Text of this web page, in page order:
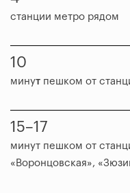
станции метро рядом
10
минут пешком от
15–17
минут пешком от
«Воронцовская»,